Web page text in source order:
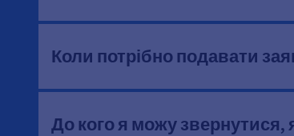
Коли потрібно подавати
До кого я можу звернутися,